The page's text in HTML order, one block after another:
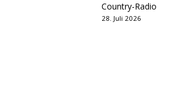
Country-Radio
28. Juli 2026